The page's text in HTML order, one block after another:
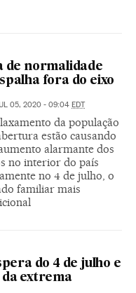
de normalidade
fora do eixo
05, 2020 - 09:04 EDT
da população
estão causando
alarmante dos
no interior do país
no 4 de julho, o
familiar mais
do 4 de julho e
da extrema